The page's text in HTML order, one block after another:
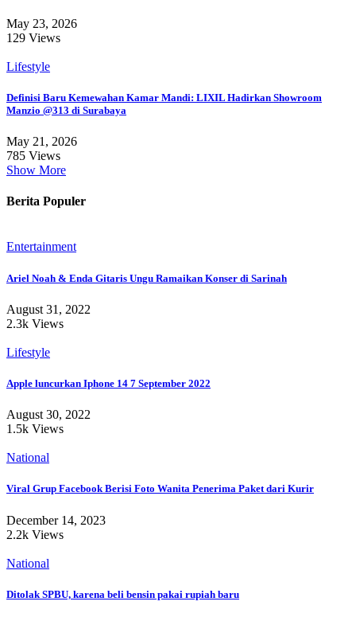
May 23, 2026
129 Views
Lifestyle
Definisi Baru Kemewahan Kamar Mandi: LIXIL Hadirkan Showroom
Manzio @313 di Surabaya
May 21, 2026
785 Views
Show More
Berita Populer
Entertainment
Ariel Noah & Enda Gitaris Ungu Ramaikan Konser di Sarinah
August 31, 2022
2.3k Views
Lifestyle
Apple luncurkan Iphone 14 7 September 2022
August 30, 2022
1.5k Views
National
Viral Grup Facebook Berisi Foto Wanita Penerima Paket dari Kurir
December 14, 2023
2.2k Views
National
Ditolak SPBU, karena beli bensin pakai rupiah baru